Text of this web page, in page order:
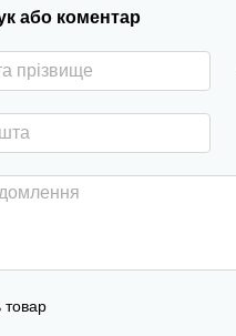
або коментар
товар